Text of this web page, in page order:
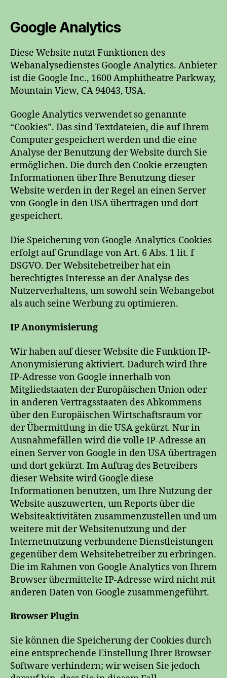
Google Analytics
Diese Website nutzt Funktionen des
Webanalysedienstes Google Analytics. Anbieter
ist die Google Inc., 1600 Amphitheatre Parkway,
Mountain View, CA 94043, USA.
Google Analytics verwendet so genannte
“Cookies”. Das sind Textdateien, die auf Ihrem
Computer gespeichert werden und die eine
Analyse der Benutzung der Website durch Sie
ermöglichen. Die durch den Cookie erzeugten
Informationen über Ihre Benutzung dieser
Website werden in der Regel an einen Server
von Google in den USA übertragen und dort
gespeichert.
Die Speicherung von Google-Analytics-Cookies
erfolgt auf Grundlage von Art. 6 Abs. 1 lit. f
DSGVO. Der Websitebetreiber hat ein
berechtigtes Interesse an der Analyse des
Nutzerverhaltens, um sowohl sein Webangebot
als auch seine Werbung zu optimieren.
IP Anonymisierung
Wir haben auf dieser Website die Funktion IP-
Anonymisierung aktiviert. Dadurch wird Ihre
IP-Adresse von Google innerhalb von
Mitgliedstaaten der Europäischen Union oder
in anderen Vertragsstaaten des Abkommens
über den Europäischen Wirtschaftsraum vor
der Übermittlung in die USA gekürzt. Nur in
Ausnahmefällen wird die volle IP-Adresse an
einen Server von Google in den USA übertragen
und dort gekürzt. Im Auftrag des Betreibers
dieser Website wird Google diese
Informationen benutzen, um Ihre Nutzung der
Website auszuwerten, um Reports über die
Websiteaktivitäten zusammenzustellen und um
weitere mit der Websitenutzung und der
Internetnutzung verbundene Dienstleistungen
gegenüber dem Websitebetreiber zu erbringen.
Die im Rahmen von Google Analytics von Ihrem
Browser übermittelte IP-Adresse wird nicht mit
anderen Daten von Google zusammengeführt.
Browser Plugin
Sie können die Speicherung der Cookies durch
eine entsprechende Einstellung Ihrer Browser-
Software verhindern; wir weisen Sie jedoch